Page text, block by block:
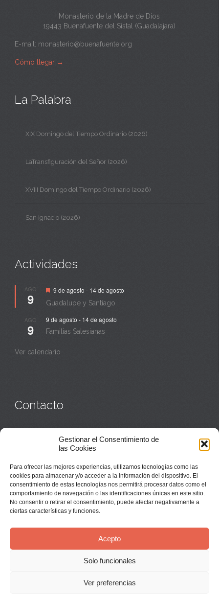
Gestionar el Consentimiento de
las Cookies
Para ofrecer las mejores experiencias, utilizamos tecnologías como las
cookies para almacenar y/o acceder a la información del dispositivo. El
consentimiento de estas tecnologías nos permitirá procesar datos como el
comportamiento de navegación o las identificaciones únicas en este sitio.
No consentir o retirar el consentimiento, puede afectar negativamente a
ciertas características y funciones.
Acepto
Solo funcionales
Ver preferencias
Monasterio de la Madre de Dios
19443 Buenafuente del Sistal (Guadalajara)
E-mail: monasterio@buenafuente.org
Cómo llegar →
La Palabra
XIX Domingo del Tiempo Ordinario (2026)
LaTransfiguración del Señor (2026)
XVIII Domingo del Tiempo Ordinario (2026)
San Ignacio (2026)
Actividades
AGO
9
Destacado
9 de agosto - 14 de agosto
Guadalupe y Santiago
AGO
9
9 de agosto - 14 de agosto
Familias Salesianas
Ver calendario
Contacto
Monasterio:949 835 032
Casa de acogida:609 423 521o949 835 058
Parroquia y sacerdotes:949 835 111
Monasterio:monasterio@buenafuente.org
Información:informacion@buenafuente.org
Casa de acogida:acogida@buenafuente.org
Ángel Moreno:angel@buenafuente.org
© Buenafuente del Sistal 2025 |
↑